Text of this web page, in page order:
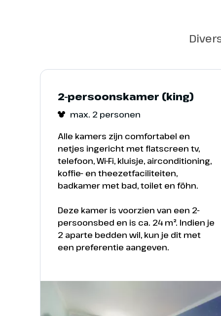
2-persoonskamer (king)
max. 2 personen
Alle kamers zijn comfortabel en
netjes ingericht met flatscreen tv,
telefoon, Wi-Fi, kluisje, airconditioning,
koffie- en theezetfaciliteiten,
badkamer met bad, toilet en föhn.
Deze kamer is voorzien van een 2-
persoonsbed en is ca. 24 m². Indien je
2 aparte bedden wil, kun je dit met
een preferentie aangeven.